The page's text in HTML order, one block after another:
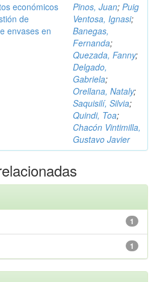
económicos
de
envases en
Pinos, Juan; Puig
Ventosa, Ignasi;
Banegas,
Fernanda;
Quezada, Fanny;
Delgado,
Gabriela;
Orellana, Nataly;
Saquisilí, Silvia;
Quindi, Toa;
Chacón Vintimilla,
Gustavo Javier
1
1